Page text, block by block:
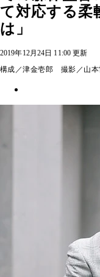
て対応する柔
は」
2019年12月24日 11:00 更新
構成／津金壱郎 撮影／山本